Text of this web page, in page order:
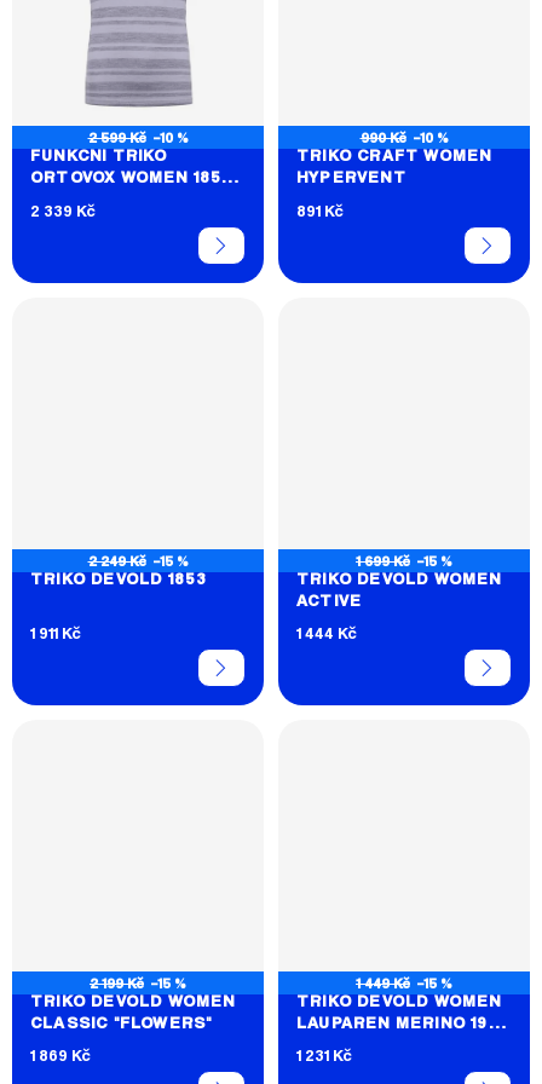
2 599 Kč –10 %
FUNKČNÍ TRIKO
ORTOVOX WOMEN 185
2 339 Kč
990 Kč –10 %
TRIKO CRAFT WOMEN
HYPERVENT
891 Kč
2 249 Kč –15 %
TRIKO DEVOLD 1853
1 911 Kč
1 699 Kč –15 %
TRIKO DEVOLD WOMEN
ACTIVE
1 444 Kč
2 199 Kč –15 %
TRIKO DEVOLD WOMEN
CLASSIC "FLOWERS"
1 869 Kč
1 449 Kč –15 %
TRIKO DEVOLD WOMEN
LAUPAREN MERINO 190
BASE
1 231 Kč